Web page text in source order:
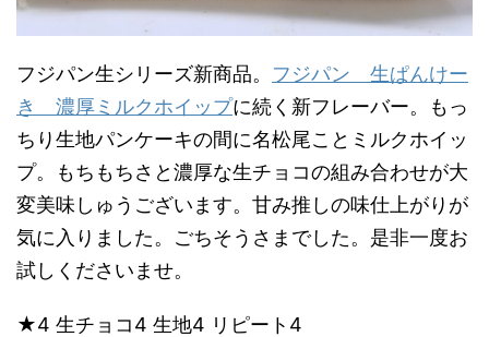
フジパン生シリーズ新商品。 フジパン 生ぱんけー
き 濃厚ミルクホイップに続く新フレーバー。もっ
ちり生地パンケーキの間に名松尾ことミルクホイッ
プ。もちもちさと濃厚な生チョコの組み合わせが大
変美味しゅうございます。甘み推しの味仕上がりが
気に入りました。ごちそうさまでした。是非一度お
試しくださいませ。
★4 生チョコ4 生地4 リピート4